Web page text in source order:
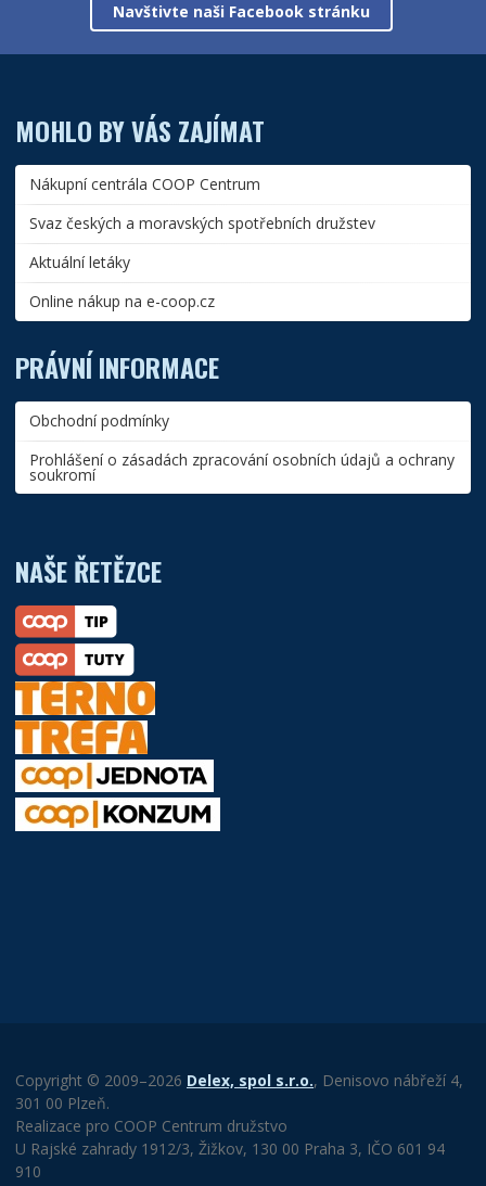
Navštivte naši Facebook stránku
MOHLO BY VÁS ZAJÍMAT
Nákupní centrála COOP Centrum
Svaz českých a moravských spotřebních družstev
Aktuální letáky
Online nákup na e-coop.cz
PRÁVNÍ INFORMACE
Obchodní podmínky
Prohlášení o zásadách zpracování osobních údajů a ochrany
soukromí
NAŠE ŘETĚZCE
Copyright © 2009–2026 Delex, spol s.r.o., Denisovo nábřeží 4,
301 00 Plzeň.
Realizace pro COOP Centrum družstvo
U Rajské zahrady 1912/3, Žižkov, 130 00 Praha 3, IČO 601 94
910